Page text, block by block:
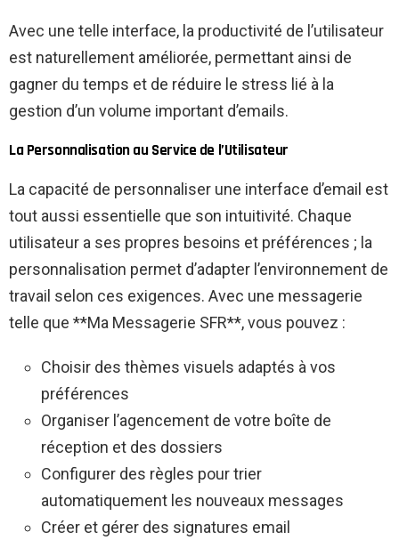
Avec une telle interface, la productivité de l’utilisateur
est naturellement améliorée, permettant ainsi de
gagner du temps et de réduire le stress lié à la
gestion d’un volume important d’emails.
La Personnalisation au Service de l’Utilisateur
La capacité de personnaliser une interface d’email est
tout aussi essentielle que son intuitivité. Chaque
utilisateur a ses propres besoins et préférences ; la
personnalisation permet d’adapter l’environnement de
travail selon ces exigences. Avec une messagerie
telle que **Ma Messagerie SFR**, vous pouvez :
Choisir des thèmes visuels adaptés à vos
préférences
Organiser l’agencement de votre boîte de
réception et des dossiers
Configurer des règles pour trier
automatiquement les nouveaux messages
Créer et gérer des signatures email